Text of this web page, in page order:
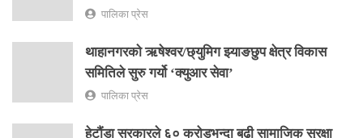
पालिका प्रेस
थाहानगरकाे ऋषेश्वर/छ्युमिग झ्याङछुप क्षेत्र विकास
समितिले सुरु गर्यो ‘क्युआर सेवा’
पालिका प्रेस
हेटौंडा सरकारले ६० करोडभन्दा बढी सामाजिक सुरक्षा